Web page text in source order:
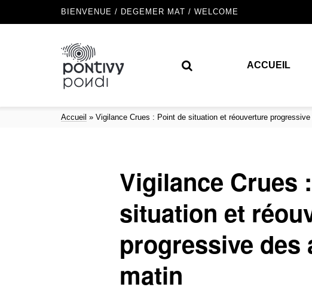
BIENVENUE / DEGEMER MAT / WELCOME
ACCUEIL
Accueil » Vigilance Crues : Point de situation et réouverture
Vigilance Crues
situation et
progressive des
matin